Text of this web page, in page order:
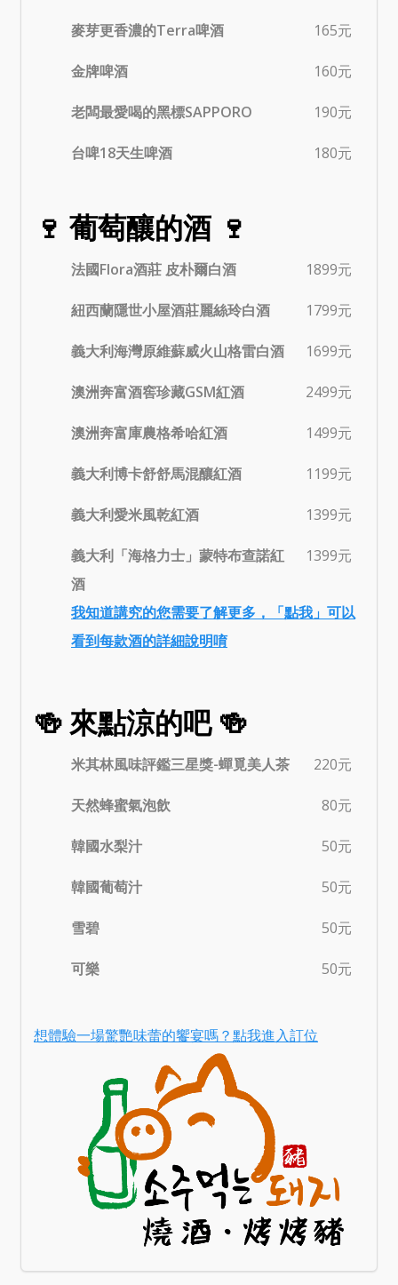
麥芽更香濃的Terra啤酒 165元
金牌啤酒 160元
老闆最愛喝的黑標SAPPORO 190元
台啤18天生啤酒 180元
🍷 葡萄釀的酒 🍷
法國Flora酒莊 皮朴爾白酒 1899元
紐西蘭隱世小屋酒莊麗絲玲白酒 1799元
義大利海灣原維蘇威火山格雷白酒 1699元
澳洲奔富酒窖珍藏GSM紅酒 2499元
澳洲奔富庫農格希哈紅酒 1499元
義大利博卡舒舒馬混釀紅酒 1199元
義大利愛米風乾紅酒 1399元
義大利「海格力士」蒙特布查諾紅
酒
1399元
我知道講究的您需要了解更多，「點我」可以
看到每款酒的詳細說明唷
🍻 來點涼的吧 🍻
米其林風味評鑑三星獎-蟬覓美人茶 220元
天然蜂蜜氣泡飲 80元
韓國水梨汁 50元
韓國葡萄汁 50元
雪碧 50元
可樂 50元
想體驗一場驚艷味蕾的饗宴嗎？點我進入訂位